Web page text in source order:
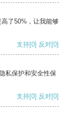
了50%，让我能够
支持[0] 反对[0]
私保护和安全性保
支持[0] 反对[0]